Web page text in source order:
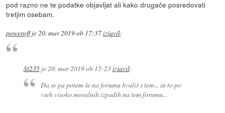
pod razno ne te podatke objavljat ali kako drugače posredovati
tretjim osebam.
poweroffje20. mar 2019 ob 17:37izjavil:
St235je20. mar 2019 ob 15:23izjavil:
Da se pa potem še na forumu hvališ s tem... in to po
vseh visoko moralnih izpadih na tem forumu...